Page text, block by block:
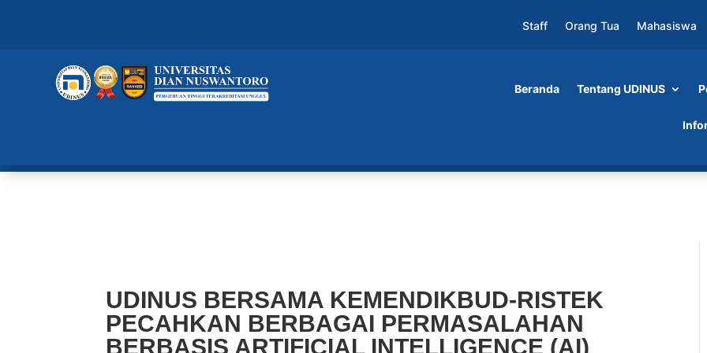
Staff Orang Tua Mahasiswa
Beranda Tentang UDINUS
PERMASALAHAN BERBASIS ARTIFICIAL INTELLIGENCE (AI) MELALUI
UDINUS BERSAMA KEMENDIKBUD-RISTEK
PECAHKAN BERBAGAI PERMASALAHAN
BERBASIS ARTIFICIAL INTELLIGENCE (AI)